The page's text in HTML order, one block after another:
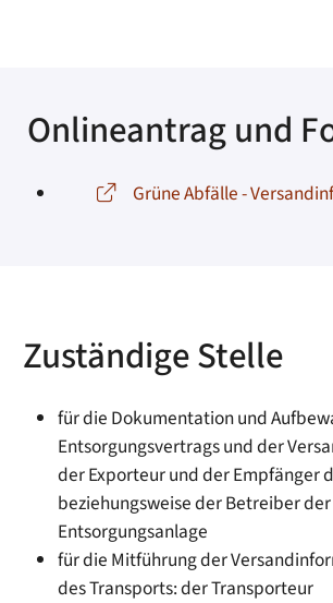
Onlineantrag und
Grüne Abfälle -
Zuständige Stelle
für die Dokumentation und
Entsorgungsvertrags und der
der Exporteur und der Empfänger
beziehungsweise der Betreiber der
Entsorgungsanlage
für die Mitführung der
des Transports: der Transporteur